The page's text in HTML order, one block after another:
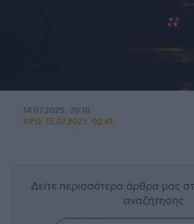
14.07.2025, 20:18
UPD: 15.07.2025, 02:41
Δείτε περισσότερα άρθρα μας
αναζήτησης